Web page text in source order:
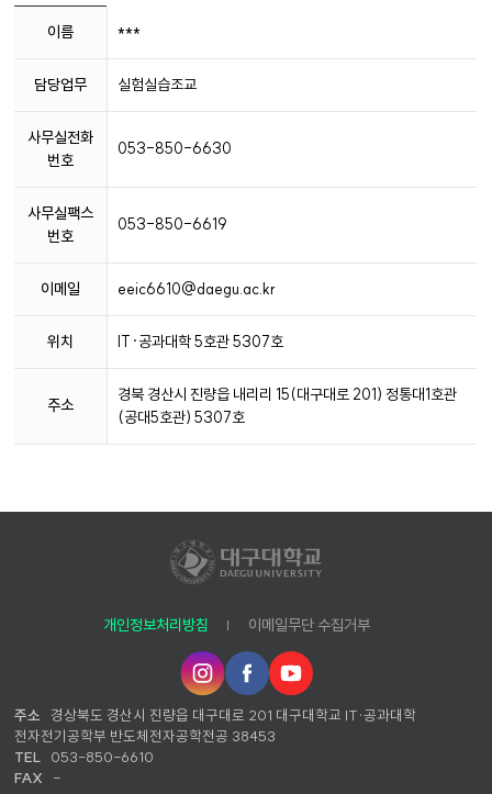
정
이름 ***
담당업무 실험실습조교
사무실전화
번호
053-850-6630
사무실팩스
번호
053-850-6619
이메일 eeic6610@daegu.ac.kr
위치 IT·공과대학 5호관 5307호
주소
경북 경산시 진량읍 내리리 15(대구대로 201) 정통대1호관
(공대5호관) 5307호
개인정보처리방침
이메일무단 수집거부
인
스
타
그
페
이
스
북
유
튜
브
주소
경상북도 경산시 진량읍 대구대로 201 대구대학교 IT·공과대학
전자전기공학부 반도체전자공학전공 38453
TEL
053-850-6610
FAX
-